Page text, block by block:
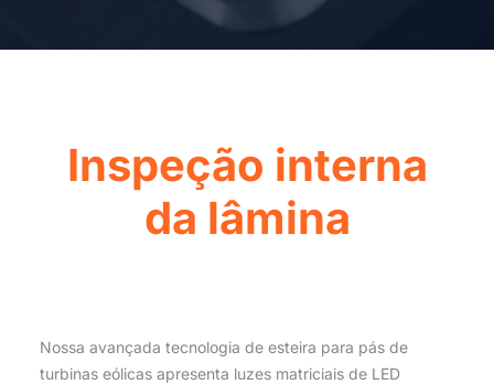
Inspeção interna
da lâmina
Nossa avançada tecnologia de esteira para pás de
turbinas eólicas apresenta luzes matriciais de LED